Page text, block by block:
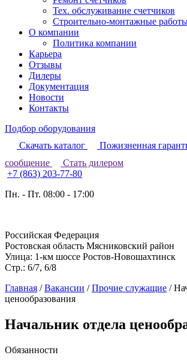
Тех. обслуживание счетчиков
Строительно-монтажные
О компании
Политика компании
Карьера
Отзывы
Дилеры
Документация
Новости
Контакты
Подбор оборудования
Скачать каталог
Пожизненная
сообщение
Стать дилером
+7 (863) 203-77-80
Пн. - Пт. 08:00 - 17:00
Российская Федерация
Ростовская область Мясниковский район
Улица: 1-км шоссе Ростов-Новошахтинск
Стр.: 6/7, 6/8
Главная /Вакансии /Прочие служащие /
ценообразования
Начальник отдела
Обязанности